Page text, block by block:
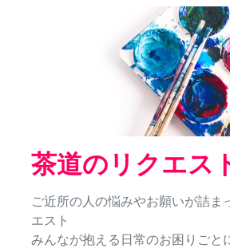
茶道のリクエス
ご近所の人の悩みやお願いが詰ま
エスト
みんなが抱える日常のお困りごと